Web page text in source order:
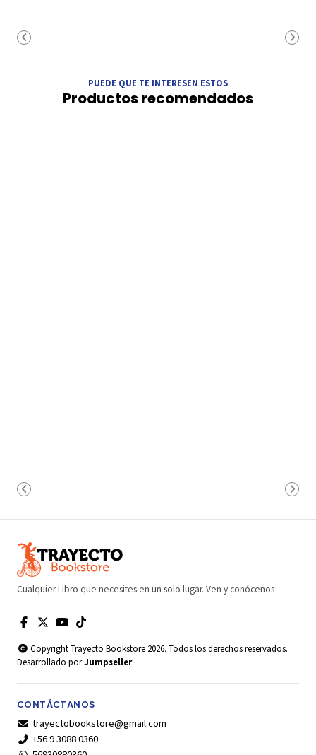
PUEDE QUE TE INTERESEN ESTOS
Productos recomendados
Cualquier Libro que necesites en un solo lugar. Ven y conócenos
Copyright Trayecto Bookstore 2026. Todos los derechos reservados.
Desarrollado porJumpseller.
CONTÁCTANOS
trayectobookstore@gmail.com
+56 9 3088 0360